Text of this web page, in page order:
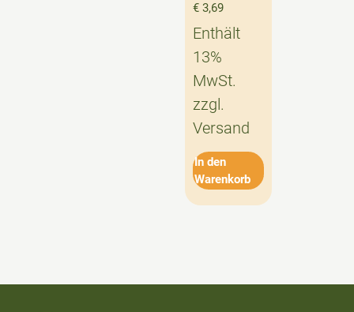
€ 3,69
Enthält
13%
MwSt.
zzgl.
Versand
In den
Warenkorb